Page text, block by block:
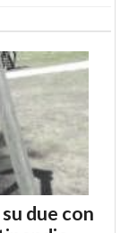
due con